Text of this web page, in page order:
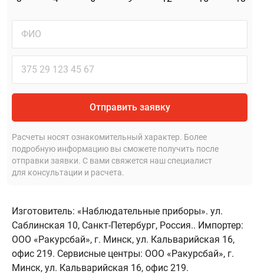
Отправить заявку
Расчеты носят ознакомительный характер. Более
подробную информацию вы сможете получить после
отправки заявки. С вами свяжется наш специалист
для консультации и расчета.
Изготовитель: «Наблюдательные приборы». ул.
Саблинская 10, Санкт-Петербург, Россия.. Импортер:
ООО «Ракурсбай», г. Минск, ул. Кальварийская 16,
офис 219. Сервисные центры: ООО «Ракурсбай», г.
Минск, ул. Кальварийская 16, офис 219.